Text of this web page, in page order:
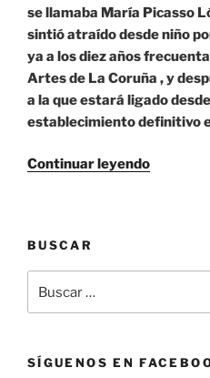
se llamaba María Picasso
sintió atraído desde niño
ya a los diez años
Artes de La Coruña , y
a la que estará ligado
establecimiento definitivo
Continuar leyendo«Pintores
BUSCAR
por:
SÍGUENOS EN